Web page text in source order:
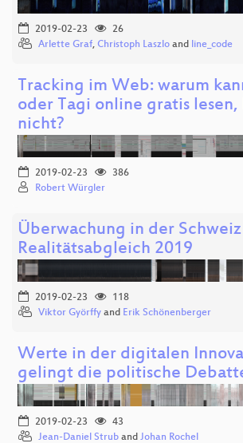
2019-02-23
26
Arlette Graf, Christoph Laszlo and line_code
Tracking im Web: warum
oder Tagi online gratis lesen,
nicht?
2019-02-23
386
Robert Würgler
Überwachung in der
Realitätsabgleich 2019
2019-02-23
118
Viktor Györffy and Erik Schönenberger
Werte in der digitalen
gelingt die politische
2019-02-23
43
Jean-Daniel Strub and Johan Rochel